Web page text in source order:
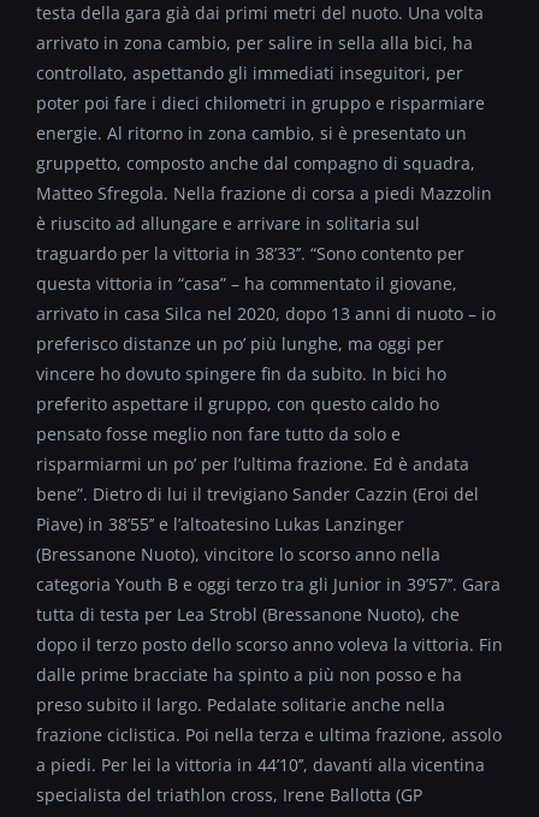
testa della gara già dai primi metri del nuoto. Una volta
arrivato in zona cambio, per salire in sella alla bici, ha
controllato, aspettando gli immediati inseguitori, per
poter poi fare i dieci chilometri in gruppo e risparmiare
energie. Al ritorno in zona cambio, si è presentato un
gruppetto, composto anche dal compagno di squadra,
Matteo Sfregola. Nella frazione di corsa a piedi Mazzolin
è riuscito ad allungare e arrivare in solitaria sul
traguardo per la vittoria in 38’33’’. “Sono contento per
questa vittoria in “casa” – ha commentato il giovane,
arrivato in casa Silca nel 2020, dopo 13 anni di nuoto – io
preferisco distanze un po’ più lunghe, ma oggi per
vincere ho dovuto spingere fin da subito. In bici ho
preferito aspettare il gruppo, con questo caldo ho
pensato fosse meglio non fare tutto da solo e
risparmiarmi un po’ per l’ultima frazione. Ed è andata
bene”. Dietro di lui il trevigiano Sander Cazzin (Eroi del
Piave) in 38’55’’ e l’altoatesino Lukas Lanzinger
(Bressanone Nuoto), vincitore lo scorso anno nella
categoria Youth B e oggi terzo tra gli Junior in 39’57’’. Gara
tutta di testa per Lea Strobl (Bressanone Nuoto), che
dopo il terzo posto dello scorso anno voleva la vittoria. Fin
dalle prime bracciate ha spinto a più non posso e ha
preso subito il largo. Pedalate solitarie anche nella
frazione ciclistica. Poi nella terza e ultima frazione, assolo
a piedi. Per lei la vittoria in 44’10’’, davanti alla vicentina
specialista del triathlon cross, Irene Ballotta (GP